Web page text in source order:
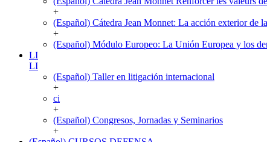
+
(Español) Cátedra Jean Monnet: La acción exterior de
+
(Español) Módulo Europeo: La Unión Europea y los
LI
LI
(Español) Taller en litigación internacional
+
ci
+
(Español) Congresos, Jornadas y Seminarios
+